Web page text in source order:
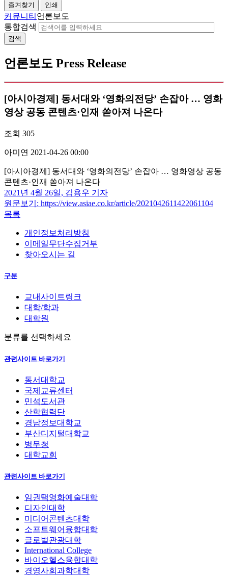
즐겨찾기 인쇄
커뮤니티 언론보도
통합검색
검색
언론보도 Press Release
[아시아경제] 동서대와 ‘영화의전당’ 손잡아 … 영화
영상 공동 콘텐츠·인재 쏟아져 나온다
조회 305
아미연 2021-04-26 00:00
[아시아경제] 동서대와 ‘영화의전당’ 손잡아 … 영화영상 공동
콘텐츠·인재 쏟아져 나온다
2021년 4월 26일, 김용우 기자
원문보기: https://view.asiae.co.kr/article/2021042611422061104
목록
개인정보처리방침
이메일무단수집거부
찾아오시는 길
구분
교내사이트링크
대학/학과
대학원
분류를 선택하세요
관련사이트 바로가기
동서대학교
국제교류센터
민석도서관
산학협력단
경남정보대학교
부산디지털대학교
병무청
대학교회
관련사이트 바로가기
임권택영화예술대학
디자인대학
미디어콘텐츠대학
소프트웨어융합대학
글로벌관광대학
International College
바이오헬스융합대학
경영사회과학대학